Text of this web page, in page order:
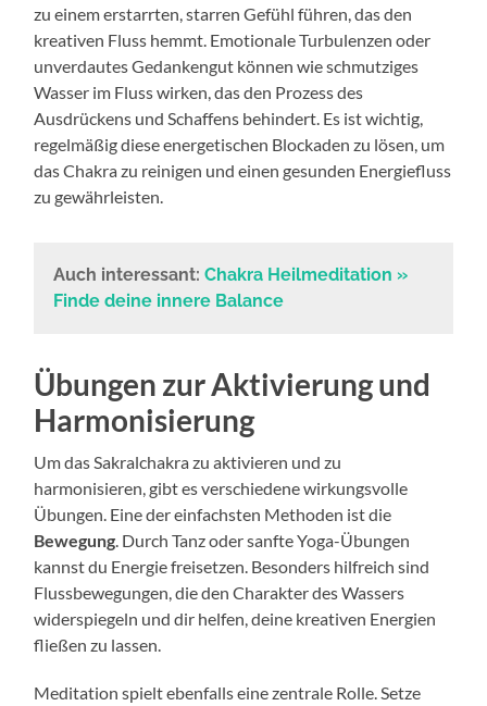
zu einem erstarrten, starren Gefühl führen, das den
kreativen Fluss hemmt. Emotionale Turbulenzen oder
unverdautes Gedankengut können wie schmutziges
Wasser im Fluss wirken, das den Prozess des
Ausdrückens und Schaffens behindert. Es ist wichtig,
regelmäßig diese energetischen Blockaden zu lösen, um
das Chakra zu reinigen und einen gesunden Energiefluss
zu gewährleisten.
Auch interessant: Chakra Heilmeditation »
Finde deine innere Balance
Übungen zur Aktivierung und
Harmonisierung
Um das Sakralchakra zu aktivieren und zu
harmonisieren, gibt es verschiedene wirkungsvolle
Übungen. Eine der einfachsten Methoden ist die
Bewegung . Durch Tanz oder sanfte Yoga-Übungen
kannst du Energie freisetzen. Besonders hilfreich sind
Flussbewegungen, die den Charakter des Wassers
widerspiegeln und dir helfen, deine kreativen Energien
fließen zu lassen.
Meditation spielt ebenfalls eine zentrale Rolle. Setze